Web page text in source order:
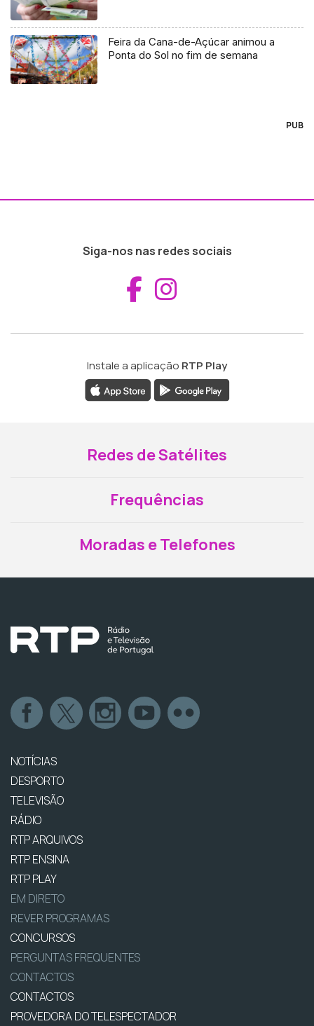
Feira da Cana-de-Açúcar animou a
Ponta do Sol no fim de semana
PUB
Siga-nos nas redes sociais
Aceder ao
Instale a aplicação RTP Play
Redes de Satélites
Frequências
Moradas e Telefones
NOTÍCIAS
DESPORTO
TELEVISÃO
RÁDIO
RTP ARQUIVOS
RTP ENSINA
RTP PLAY
EM DIRETO
REVER PROGRAMAS
CONCURSOS
PERGUNTAS FREQUENTES
CONTACTOS
CONTACTOS
PROVEDORA DO TELESPECTADOR